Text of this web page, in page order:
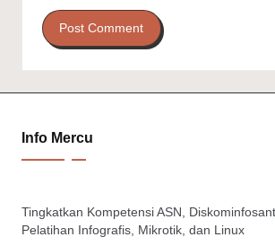
Info Mercu
Tingkatkan Kompetensi ASN,
Pelatihan Infografis, Mikrotik, dan Linux